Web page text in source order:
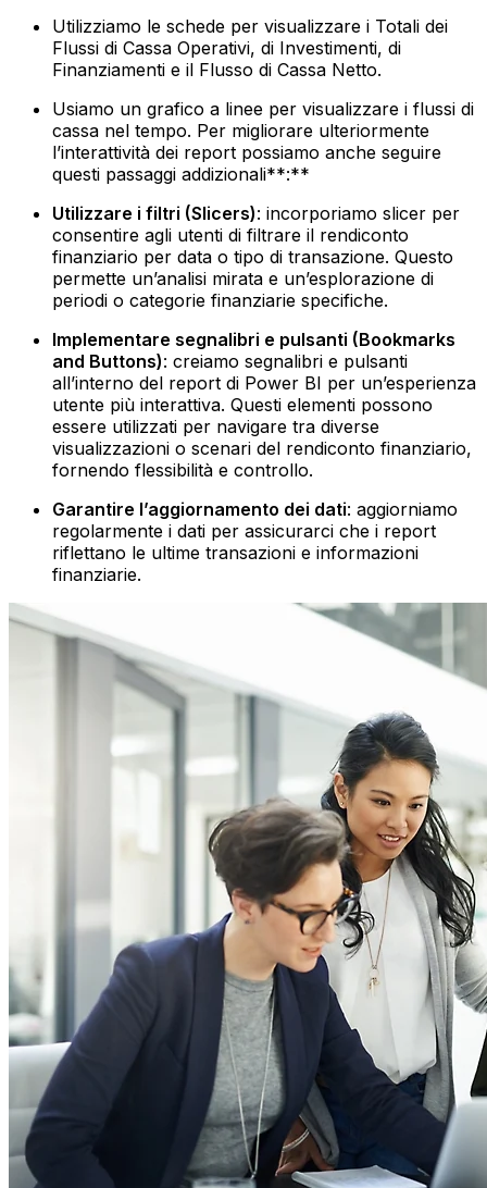
Utilizziamo le schede per visualizzare i Totali dei
Flussi di Cassa Operativi, di Investimenti, di
Finanziamenti e il Flusso di Cassa Netto.
Usiamo un grafico a linee per visualizzare i flussi di
cassa nel tempo.‍ Per migliorare ulteriormente
l’interattività dei report possiamo anche seguire
questi passaggi addizionali**:**
Utilizzare i filtri (Slicers): incorporiamo slicer per
consentire agli utenti di filtrare il rendiconto
finanziario per data o tipo di transazione. Questo
permette un’analisi mirata e un’esplorazione di
periodi o categorie finanziarie specifiche.‍
Implementare segnalibri e pulsanti (Bookmarks
and Buttons): creiamo segnalibri e pulsanti
all’interno del report di Power BI per un’esperienza
utente più interattiva. Questi elementi possono
essere utilizzati per navigare tra diverse
visualizzazioni o scenari del rendiconto finanziario,
fornendo flessibilità e controllo.‍
Garantire l’aggiornamento dei dati: aggiorniamo
regolarmente i dati per assicurarci che i report
riflettano le ultime transazioni e informazioni
finanziarie. ‍